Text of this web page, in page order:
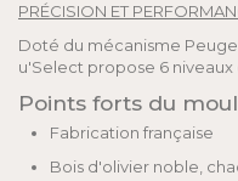
PRÉCISION ET
Doté du mécanisme
u'Select propose 6
Points forts du
Fabrication française
Bois d'olivier noble,